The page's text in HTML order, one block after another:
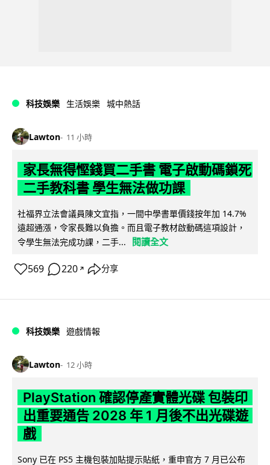
科技娛樂 生活娛樂 城中熱話
Lawton 11 小時
家長無得慳錢買二手書 電子啟動碼鎖死
二手教科書 學生無法做功課
社福界立法會議員陳文宜指，一間中學書單價錢按年加 14.7%
遠超通漲，令家長難以負擔。而且電子教材啟動碼這項設計，
令學生無法完成功課，二手...
閱讀全文
569 220 ↗ 分享
科技娛樂 遊戲情報
Lawton 12 小時
PlayStation 確認停產實體光碟 包裝印
出重要通告 2028 年 1 月後不出光碟遊
戲
Sony 已在 PS5 主機包裝加貼提示貼紙，重申官方 7 月已公布